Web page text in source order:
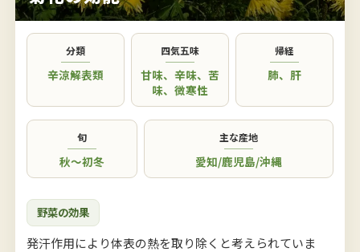
分類
辛涼解表類
四気五味
甘味、 辛味、 苦
味、 微寒性
帰経
肺、肝
旬
秋〜初冬
主な産地
愛知/鹿児島/沖縄
野菜の効果
発汗作用により体表の熱を取り除くと考えられていま